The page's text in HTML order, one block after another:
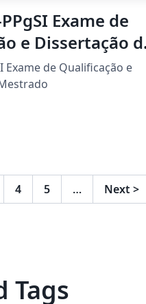
PPgSI Exame de
e Dissertação
Exame de Qualificação e
4 5 … Next >
Tags